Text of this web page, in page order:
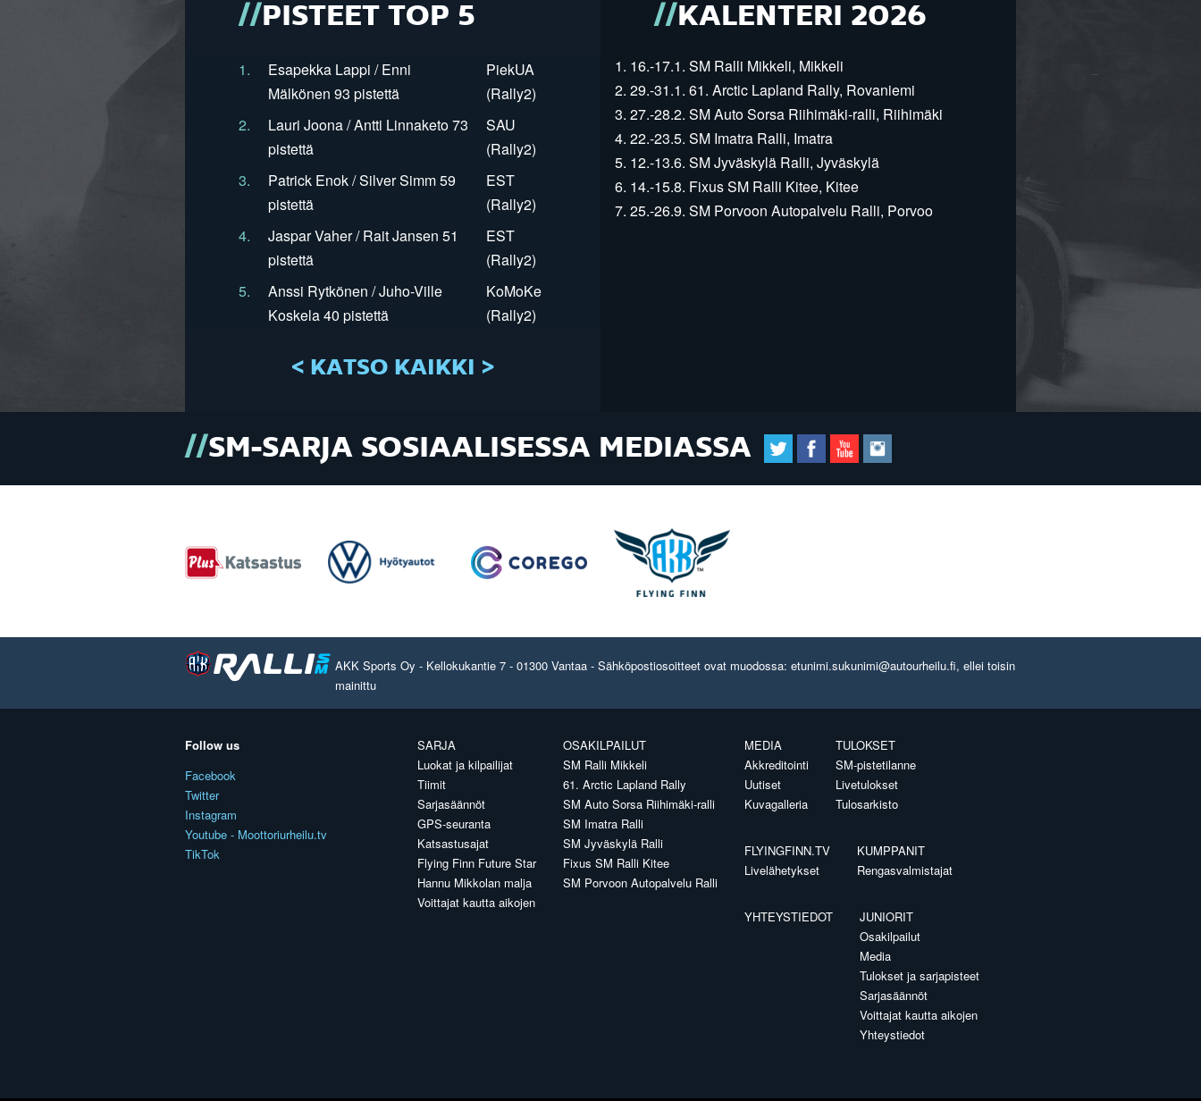
PISTEET TOP 5
1.
Esapekka Lappi / Enni
Mälkönen 93 pistettä
PiekUA
(Rally2)
2.
Lauri Joona / Antti Linnaketo 73
pistettä
SAU
(Rally2)
3.
Patrick Enok / Silver Simm 59
pistettä
EST
(Rally2)
4.
Jaspar Vaher / Rait Jansen 51
pistettä
EST
(Rally2)
5.
Anssi Rytkönen / Juho-Ville
Koskela 40 pistettä
KoMoKe
(Rally2)
< KATSO KAIKKI >
KALENTERI 2026
1. 16.-17.1. SM Ralli Mikkeli, Mikkeli
2. 29.-31.1. 61. Arctic Lapland Rally, Rovaniemi
3. 27.-28.2. SM Auto Sorsa Riihimäki-ralli, Riihimäki
4. 22.-23.5. SM Imatra Ralli, Imatra
5. 12.-13.6. SM Jyväskylä Ralli, Jyväskylä
6. 14.-15.8. Fixus SM Ralli Kitee, Kitee
7. 25.-26.9. SM Porvoon Autopalvelu Ralli, Porvoo
SM-SARJA SOSIAALISESSA MEDIASSA
AKK Sports Oy - Kellokukantie 7 - 01300 Vantaa - Sähköpostiosoitteet ovat muodossa: etunimi.sukunimi@autourheilu.fi, ellei toisin
mainittu
Follow us
Facebook
Twitter
Instagram
Youtube - Moottoriurheilu.tv
TikTok
SARJA
Luokat ja kilpailijat
Tiimit
Sarjasäännöt
GPS-seuranta
Katsastusajat
Flying Finn Future Star
Hannu Mikkolan malja
Voittajat kautta aikojen
OSAKILPAILUT
SM Ralli Mikkeli
61. Arctic Lapland Rally
SM Auto Sorsa Riihimäki-ralli
SM Imatra Ralli
SM Jyväskylä Ralli
Fixus SM Ralli Kitee
SM Porvoon Autopalvelu Ralli
MEDIA
Akkreditointi
Uutiset
Kuvagalleria
TULOKSET
SM-pistetilanne
Livetulokset
Tulosarkisto
FLYINGFINN.TV
Livelähetykset
KUMPPANIT
Rengasvalmistajat
YHTEYSTIEDOT
JUNIORIT
Osakilpailut
Media
Tulokset ja sarjapisteet
Sarjasäännöt
Voittajat kautta aikojen
Yhteystiedot